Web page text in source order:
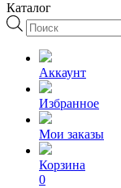
Каталог
Поиск
товаров
Аккаунт
Избранное
Мои заказы
Корзина
0